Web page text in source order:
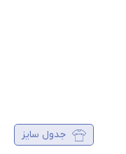
جدول سایز